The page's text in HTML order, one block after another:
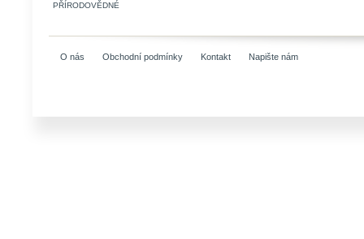
PŘÍRODOVĚDNÉ
O nás Obchodní podmínky Kontakt Napište nám